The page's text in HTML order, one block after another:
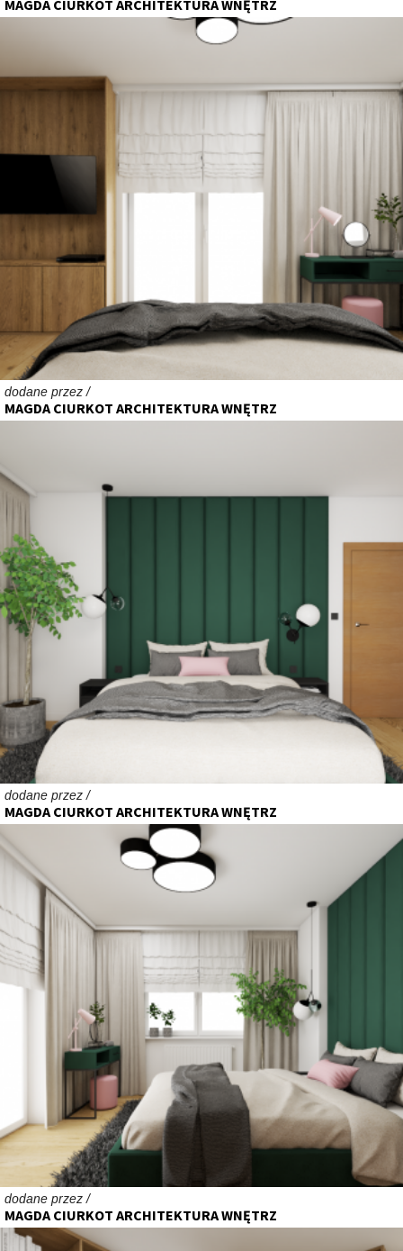
MAGDA CIURKOT ARCHITEKTURA WNĘTRZ
dodane przez /
MAGDA CIURKOT ARCHITEKTURA WNĘTRZ
dodane przez /
MAGDA CIURKOT ARCHITEKTURA WNĘTRZ
dodane przez /
MAGDA CIURKOT ARCHITEKTURA WNĘTRZ